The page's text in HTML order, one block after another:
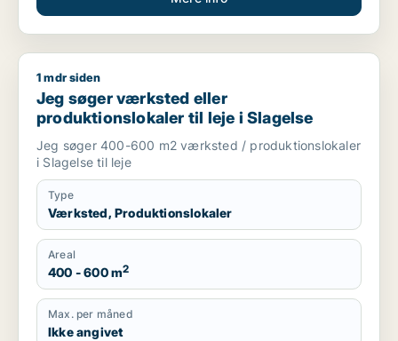
Jeg søger værksted eller produktionslokaler til leje i
1 mdr siden
Jeg søger værksted eller
produktionslokaler til leje i Slagelse
Jeg søger 400-600 m2 værksted / produktionslokaler
i Slagelse til leje
Type
Værksted, Produktionslokaler
Areal
400 - 600 m2
Max. per måned
Ikke angivet